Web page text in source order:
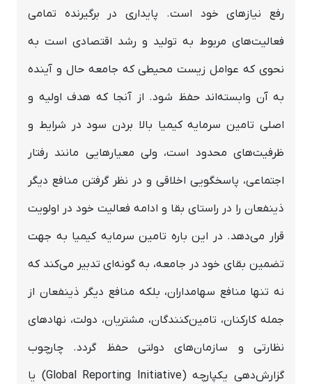
رفع نیازهای خود است. پایداری در برگیرنده تمامی
فعالیت‌های مربوط به تولید و رشد اقتصادی است به
نحوی که عوامل زیست محیطی که جامعه حال و آینده
به آن وابسته‌اند حفظ شود. از آنجا که هدف اولیه و
اصلی تامین سرمایه کیمیا بالا بردن سود در شرایط و
ظرفیت‌های محدود است، ولی معیارهایی مانند رفتار
اجتماعی، پاسخگویی اخلاقی و در نظر گرفتن منافع دیگر
ذینفعان را در راستای بقا و ادامه فعالیت خود در اولویت
قرار می‌دهد. در این باره تامین سرمایه کیمیا به جهت
تضمین بقای خود در جامعه، به گونه‌ای تدبیر می‌کند که
نه تنها منافع سهامداران، بلکه منافع دیگر ذینفعان از
جمله کارکنان، تامین‌کنندگان، مشتریان، دولت، نهادهای
نظارتی و سازمان‌های دولتی حفظ گردد. چارچوب
گزارش‌دهی یکپارچه (Global Reporting Initiative) یا